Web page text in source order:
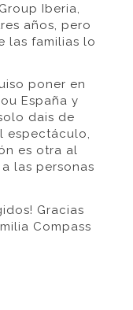
Iberia,
años, pero
las familias lo
poner en
España y
dais de
espectáculo,
es otra al
las personas
Gracias
Compass